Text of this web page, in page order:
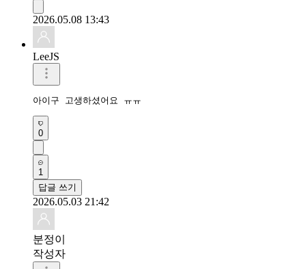
2026.05.08 13:43
LeeJS
아이구 고생하셨어요 ㅠㅠ
0
1
답글 쓰기
2026.05.03 21:42
분정이
작성자